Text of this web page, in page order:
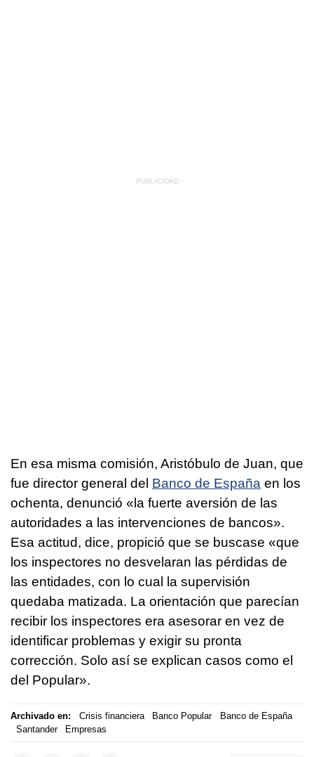
En esa misma comisión, Aristóbulo de Juan, que
fue director general del Banco de España en los
ochenta, denunció «la fuerte aversión de las
autoridades a las intervenciones de bancos».
Esa actitud, dice, propició que se buscase «que
los inspectores no desvelaran las pérdidas de
las entidades, con lo cual la supervisión
quedaba matizada. La orientación que parecían
recibir los inspectores era asesorar en vez de
identificar problemas y exigir su pronta
corrección. Solo así se explican casos como el
del Popular».
Archivado en: Crisis financiera Banco Popular
Banco de España
Santander
Empresas